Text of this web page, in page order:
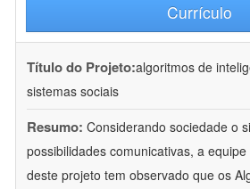
Currículo
Título do Projeto:algoritmos de
sistemas sociais
Resumo: Considerando sociedade o
possibilidades comunicativas, a
deste projeto tem observado que os